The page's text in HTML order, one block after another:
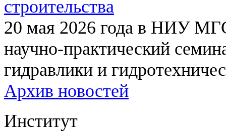
строительства
20 мая 2026 года в НИУ
научно-практический
гидравлики и
Архив новостей
Институт